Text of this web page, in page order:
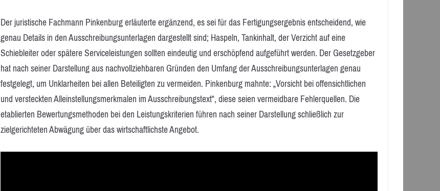
Der juristische Fachmann Pinkenburg erläuterte ergänzend, es sei für das Fertigungsergebnis entscheidend, wie
genau Details in den Ausschreibungsunterlagen dargestellt sind; Haspeln, Tankinhalt, der Verzicht auf eine
Schiebleiter oder spätere Serviceleistungen sollten eindeutig und erschöpfend aufgeführt werden. Der Gesetzgeber
hat nach seiner Darstellung aus nachvollziehbaren Gründen den Umfang der Ausschreibungsunterlagen genau
festgelegt, um Unklarheiten bei allen Beteiligten zu vermeiden. Pinkenburg mahnte: „Vorsicht bei offensichtlichen
und versteckten Alleinstellungsmerkmalen im Ausschreibungstext“, diese seien vermeidbare Fehlerquellen. Die
etablierten Bewertungsmethoden bei den Leistungskriterien führen nach seiner Darstellung schließlich zur
zielgerichteten Abwägung über das wirtschaftlichste Angebot.